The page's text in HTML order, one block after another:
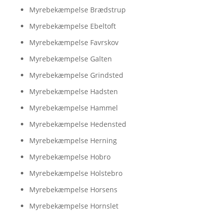
Myrebekæmpelse Brædstrup
Myrebekæmpelse Ebeltoft
Myrebekæmpelse Favrskov
Myrebekæmpelse Galten
Myrebekæmpelse Grindsted
Myrebekæmpelse Hadsten
Myrebekæmpelse Hammel
Myrebekæmpelse Hedensted
Myrebekæmpelse Herning
Myrebekæmpelse Hobro
Myrebekæmpelse Holstebro
Myrebekæmpelse Horsens
Myrebekæmpelse Hornslet